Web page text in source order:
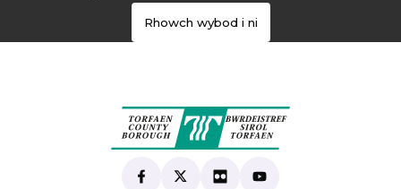
Rhowch wybod i ni
Find us on Facebook
(yn agor mewn tab newydd)
Follow us on X
(yn agor mewn tab newydd)
View our Flickr
(yn agor mewn tab
Subscribe to our
(yn agor mewn tab